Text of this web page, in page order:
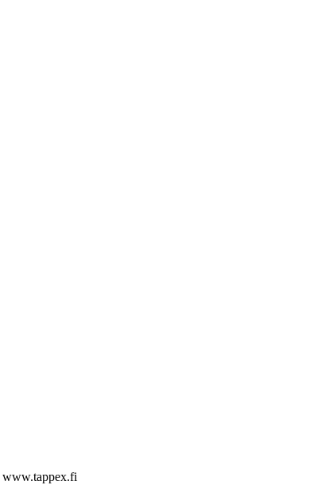
www.tappex.fi